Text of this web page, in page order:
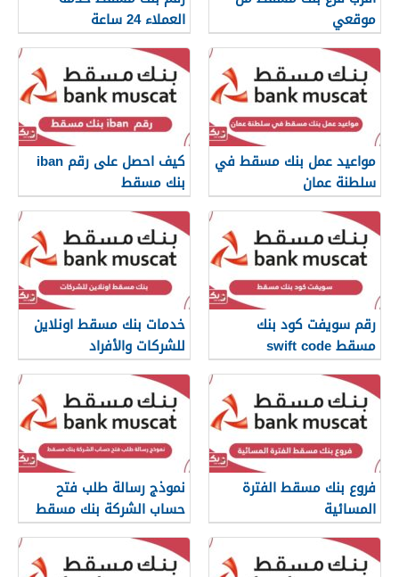
موقعي
العملاء 24 ساعة
مواعيد عمل بنك مسقط في
سلطنة عمان
كيف احصل على رقم iban
بنك مسقط
رقم سويفت كود بنك
مسقط swift code
خدمات بنك مسقط اونلاين
للشركات والأفراد
فروع بنك مسقط الفترة
المسائية
نموذج رسالة طلب فتح
حساب الشركة بنك مسقط